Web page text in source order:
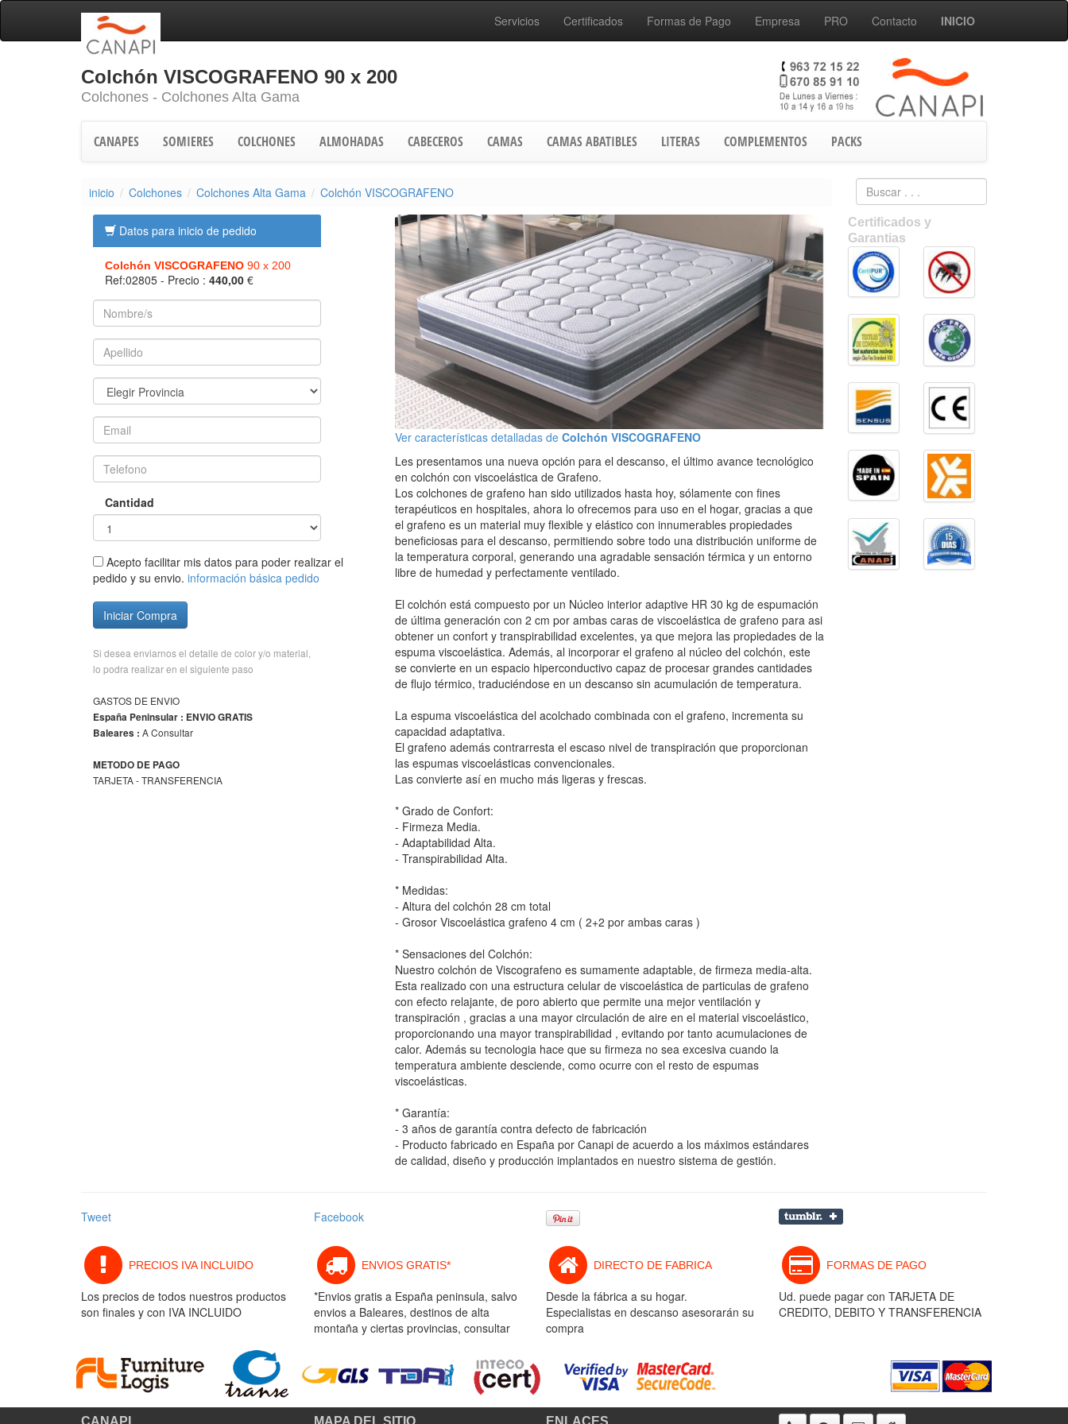
Servicios Certificados Formas de Pago Empresa PRO Contacto INICIO
Colchón VISCOGRAFENO 90 x 200
Colchones - Colchones Alta Gama
CANAPES SOMIERES COLCHONES ALMOHADAS CABECEROS CAMAS CAMAS ABATIBLES LITERAS COMPLEMENTOS PACKS
inicio Colchones Colchones Alta Gama Colchón VISCOGRAFENO
Datos para inicio de pedido
Colchón VISCOGRAFENO 90 x 200
Ref:02805 - Precio : 440,00 €
Cantidad
Acepto facilitar mis datos para poder realizar el
pedido y su envio. información básica pedido
Iniciar Compra
Si desea enviarnos el detalle de color y/o material,
lo podra realizar en el siguiente paso
GASTOS DE ENVIO
España Peninsular : ENVIO GRATIS
Baleares : A Consultar
METODO DE PAGO
TARJETA - TRANSFERENCIA
Ver características detalladas de Colchón VISCOGRAFENO
Les presentamos una nueva opción para el descanso, el último avance tecnológico
en colchón con viscoelástica de Grafeno.
Los colchones de grafeno han sido utilizados hasta hoy, sólamente con fines
terapéuticos en hospitales, ahora lo ofrecemos para uso en el hogar, gracias a que
el grafeno es un material muy flexible y elástico con innumerables propiedades
beneficiosas para el descanso, permitiendo sobre todo una distribución uniforme de
la temperatura corporal, generando una agradable sensación térmica y un entorno
libre de humedad y perfectamente ventilado.
El colchón está compuesto por un Núcleo interior adaptive HR 30 kg de espumación
de última generación con 2 cm por ambas caras de viscoelástica de grafeno para asi
obtener un confort y transpirabilidad excelentes, ya que mejora las propiedades de la
espuma viscoelástica. Además, al incorporar el grafeno al núcleo del colchón, este
se convierte en un espacio hiperconductivo capaz de procesar grandes cantidades
de flujo térmico, traduciéndose en un descanso sin acumulación de temperatura.
La espuma viscoelástica del acolchado combinada con el grafeno, incrementa su
capacidad adaptativa.
El grafeno además contrarresta el escaso nivel de transpiración que proporcionan
las espumas viscoelásticas convencionales.
Las convierte así en mucho más ligeras y frescas.
* Grado de Confort:
- Firmeza Media.
- Adaptabilidad Alta.
- Transpirabilidad Alta.
* Medidas:
- Altura del colchón 28 cm total
- Grosor Viscoelástica grafeno 4 cm ( 2+2 por ambas caras )
* Sensaciones del Colchón:
Nuestro colchón de Viscografeno es sumamente adaptable, de firmeza media-alta.
Esta realizado con una estructura celular de viscoelástica de particulas de grafeno
con efecto relajante, de poro abierto que permite una mejor ventilación y
transpiración , gracias a una mayor circulación de aire en el material viscoelástico,
proporcionando una mayor transpirabilidad , evitando por tanto acumulaciones de
calor. Además su tecnologia hace que su firmeza no sea excesiva cuando la
temperatura ambiente desciende, como ocurre con el resto de espumas
viscoelásticas.
* Garantía:
- 3 años de garantía contra defecto de fabricación
- Producto fabricado en España por Canapi de acuerdo a los máximos estándares
de calidad, diseño y producción implantados en nuestro sistema de gestión.
Certificados y
Garantias
Tweet Facebook
PRECIOS IVA INCLUIDO
Los precios de todos nuestros productos
son finales y con IVA INCLUIDO
ENVIOS GRATIS*
*Envios gratis a España peninsula, salvo
envios a Baleares, destinos de alta
montaña y ciertas provincias, consultar
DIRECTO DE FABRICA
Desde la fábrica a su hogar.
Especialistas en descanso asesorarán su
compra
FORMAS DE PAGO
Ud. puede pagar con TARJETA DE
CREDITO, DEBITO Y TRANSFERENCIA
CANAPI MAPA DEL SITIO ENLACES